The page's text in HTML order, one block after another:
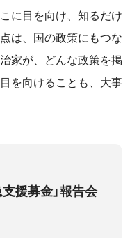
に目を向け、知るだけ
は、国の政策にもつな
家が、どんな政策を掲
を向けることも、大事
援募金」報告会